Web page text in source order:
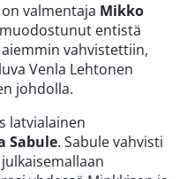
valmentaja Mikko
entistä
vahvistettiin,
Venla Lehtonen
johdolla.
latvialainen
Sabule. Sabule vahvisti